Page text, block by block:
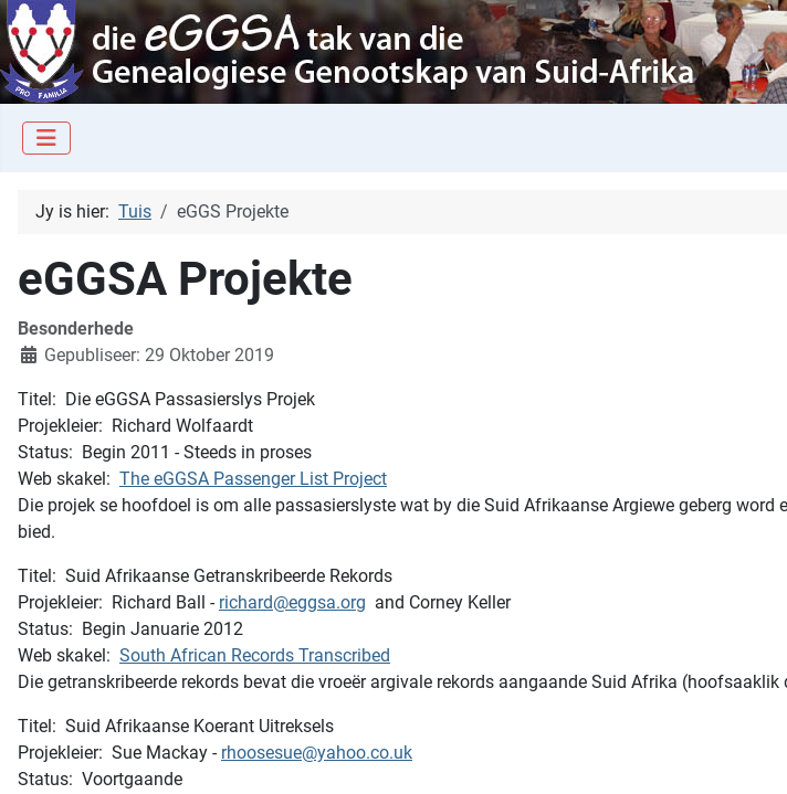
Jy is hier: Tuis eGGS Projekte
eGGSA Projekte
Besonderhede
Gepubliseer: 29 Oktober 2019
Titel: Die eGGSA Passasierslys Projek
Projekleier: Richard Wolfaardt
Status: Begin 2011 - Steeds in proses
Web skakel: The eGGSA Passenger List Project
Die projek se hoofdoel is om alle passasierslyste wat by die Suid Afrikaanse Argiewe geberg
bied.
Titel: Suid Afrikaanse Getranskribeerde Rekords
Projekleier: Richard Ball - richard@eggsa.org and Corney Keller
Status: Begin Januarie 2012
Web skakel: South African Records Transcribed
Die getranskribeerde rekords bevat die vroeër argivale rekords aangaande Suid Afrika
Titel: Suid Afrikaanse Koerant Uitreksels
Projekleier: Sue Mackay - rhoosesue@yahoo.co.uk
Status: Voortgaande